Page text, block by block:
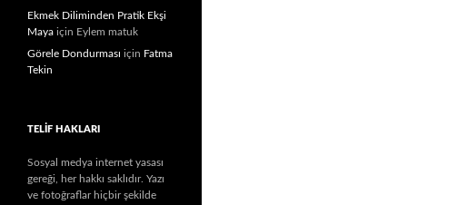
Ekmek Diliminden Pratik Ekşi
Maya için Eylem matuk
Görele Dondurması için Fatma
Tekin
TELIF HAKLARI
Sosyal medya internet yasası
gereği, her hakkı saklıdır. Yazı
ve fotoğraflar hiçbir şekilde